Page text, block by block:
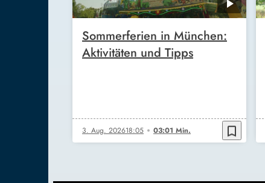
Sommerferien in München:
Aktivitäten und Tipps
3. Aug. 202618:05 03:01 Min. bookmark_border